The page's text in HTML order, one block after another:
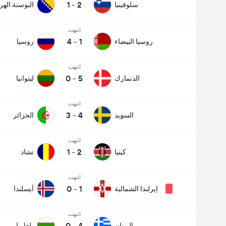
سلوفينيا 2
-
1 البوسنة
روسيا البيضاء
انتهت
1
-
4 روسيا
الدنمارك
انتهت
5
-
0 ليتوانيا
السويد
انتهت
4
-
3 الجزائر
كينيا
انتهت
2
-
1 تشاد
إيرلندا الشمالية
انتهت
1
-
0 أيسلندا
انتهت